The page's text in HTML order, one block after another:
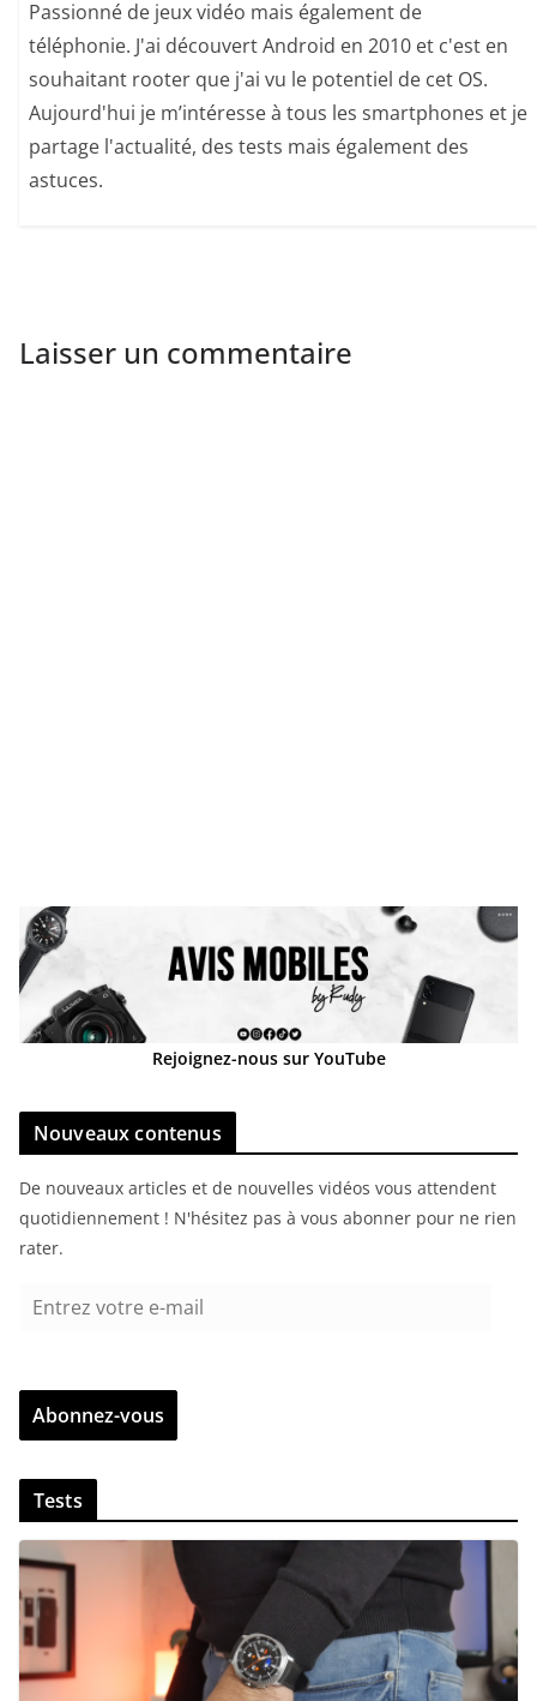
Passionné de jeux vidéo mais également de
téléphonie. J'ai découvert Android en 2010 et c'est en
souhaitant rooter que j'ai vu le potentiel de cet OS.
Aujourd'hui je m’intéresse à tous les smartphones et je
partage l'actualité, des tests mais également des
astuces.
Laisser un commentaire
Rejoignez-nous sur YouTube
Nouveaux contenus
De nouveaux articles et de nouvelles vidéos vous attendent
quotidiennement ! N'hésitez pas à vous abonner pour ne rien
rater.
r
z
v
t
r
e
e
m
Abonnez-vous
Tests